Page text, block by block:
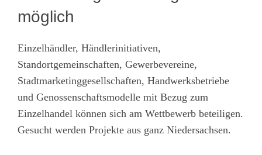
möglich
Einzelhändler, Händlerinitiativen,
Standortgemeinschaften, Gewerbevereine,
Stadtmarketinggesellschaften, Handwerksbetriebe
und Genossenschaftsmodelle mit Bezug zum
Einzelhandel können sich am Wettbewerb beteiligen.
Gesucht werden Projekte aus ganz Niedersachsen.